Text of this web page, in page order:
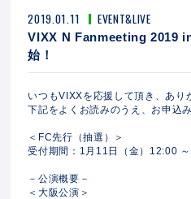
2019.01.11 EVENT&LIVE
VIXX N Fanmeeting 2019
始！
いつもVIXXを応援して頂き、あり
下記をよくお読みのうえ、お申込
＜FC先行（抽選）＞
受付期間：1月11日（金）12:00
－公演概要－
＜大阪公演＞